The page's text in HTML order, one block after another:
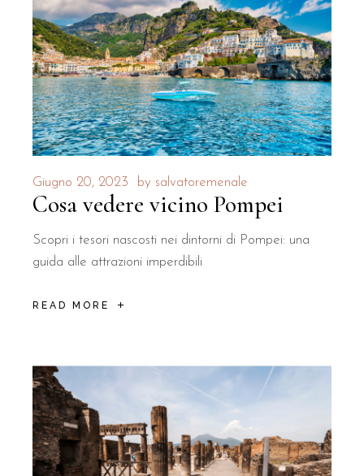
Giugno 20, 2023 by salvatoremenale
Cosa vedere vicino Pompei
Scopri i tesori nascosti nei dintorni di Pompei: una
guida alle attrazioni imperdibili
READ MORE